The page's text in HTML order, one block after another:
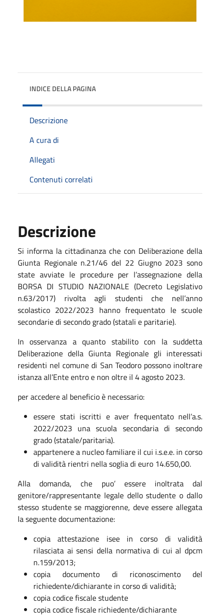
INDICE DELLA PAGINA
Descrizione
A cura di
Allegati
Contenuti correlati
Descrizione
Si informa la cittadinanza che con Deliberazione della
Giunta Regionale n.21/46 del 22 Giugno 2023 sono
state avviate le procedure per l’assegnazione della
BORSA DI STUDIO NAZIONALE (Decreto Legislativo
n.63/2017) rivolta agli studenti che nell’anno
scolastico 2022/2023 hanno frequentato le scuole
secondarie di secondo grado (statali e paritarie).
In osservanza a quanto stabilito con la suddetta
Deliberazione della Giunta Regionale gli interessati
residenti nel comune di San Teodoro possono inoltrare
istanza all’Ente entro e non oltre il 4 agosto 2023.
per accedere al beneficio è necessario:
essere stati iscritti e aver frequentato nell’a.s.
2022/2023 una scuola secondaria di secondo
grado (statale/paritaria).
appartenere a nucleo familiare il cui i.s.e.e. in corso
di validità rientri nella soglia di euro 14.650,00.
Alla domanda, che puo’ essere inoltrata dal
genitore/rappresentante legale dello studente o dallo
stesso studente se maggiorenne, deve essere allegata
la seguente documentazione:
copia attestazione isee in corso di validità
rilasciata ai sensi della normativa di cui al dpcm
n.159/2013;
copia documento di riconoscimento del
richiedente/dichiarante in corso di validità;
copia codice fiscale studente
copia codice fiscale richiedente/dichiarante